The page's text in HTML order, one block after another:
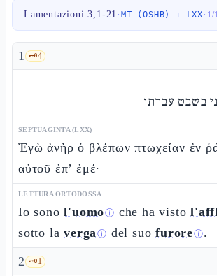
Lamentazioni 3,1-21 ·MT (OSHB) + LXX· 1/1
1 🗝️4
בשבט עברתו
SEPTUAGINTA (LXX)
Ἐγὼ ἀνὴρ ὁ βλέπων πτωχείαν ἐν
αὐτοῦ ἐπ’ ἐμέ·
LETTURA ORTODOSSA
Io sonol'uomoⓘ che ha visto
sotto lavergaⓘ del suofuroreⓘ.
2 🗝️1